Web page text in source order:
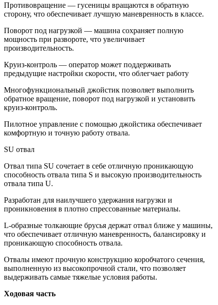
Противовращение — гусеницы вращаются в обратную
сторону, что обеспечивает лучшую маневренность в классе.
Поворот под нагрузкой — машина сохраняет полную
мощность при развороте, что увеличивает
производительность.
Круиз-контроль — оператор может поддерживать
предыдущие настройки скорости, что облегчает работу
Многофункциональный джойстик позволяет выполнить
обратное вращение, поворот под нагрузкой и установить
круиз-контроль.
Пилотное управление с помощью джойстика обеспечивает
комфортную и точную работу отвала.
SU отвал
Отвал типа SU сочетает в себе отличную проникающую
способность отвала типа S и высокую производительность
отвала типа U.
Разработан для наилучшего удержания нагрузки и
проникновения в плотно спрессованные материалы.
L-образные толкающие брусья держат отвал ближе у машины,
что обеспечивает отличную маневренность, балансировку и
проникающую способность отвала.
Отвалы имеют прочную конструкцию коробчатого сечения,
выполненную из высокопрочной стали, что позволяет
выдерживать самые тяжелые условия работы.
Ходовая часть